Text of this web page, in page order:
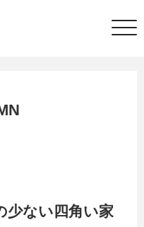
少ない四角い家